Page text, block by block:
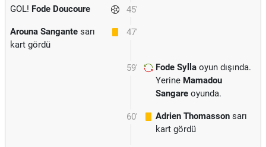
45'
GOL! Fode Doucoure
47'
Arouna Sangante sarı
kart gördü
59' Fode Sylla oyun dışında.
Yerine Mamadou
Sangare oyunda.
60' Adrien Thomasson sarı
kart gördü